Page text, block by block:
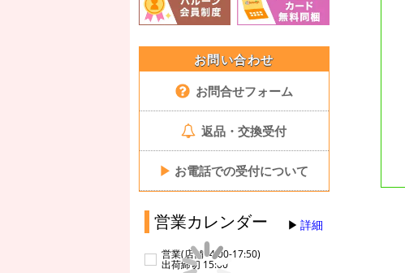
お問い合わせ
お問合せフォーム
返品・交換受付
▶ お電話での受付について
営業カレンダー 詳細
営業(店舗14:00-17:50)
出荷締切 15:00